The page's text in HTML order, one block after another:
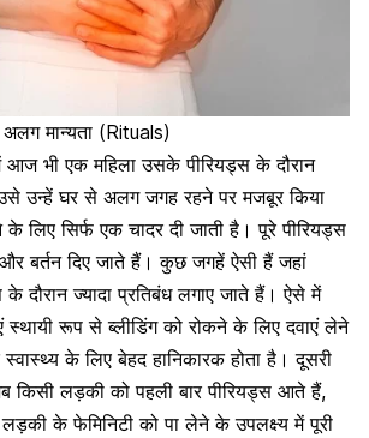
मान्यता (Rituals)
आज भी एक महिला उसकेपीरियड्स के दौरान
उन्हें घर से अलग जगह रहने पर मजबूर किया
लिए सिर्फ एक चादर दी जाती है। पूरेपीरियड्स
बर्तन दिए जाते हैं। कुछ जगहें ऐसी हैं जहां
दौरान ज्यादा प्रतिबंध लगाए जाते हैं। ऐसे में
स्थायी रूप से ब्लीडिंग को रोकने के लिए दवाएं लेने
के लिए बेहद हानिकारक होता है। दूसरी
लड़की को पहली बार पीरियड्स आते हैं,
के फेमिनिटी को पा लेने के उपलक्ष्य में पूरी